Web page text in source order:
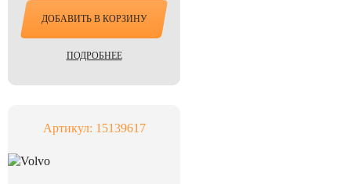
ДОБАВИТЬ В КОРЗИНУ
ПОДРОБНЕЕ
Артикул: 15139617